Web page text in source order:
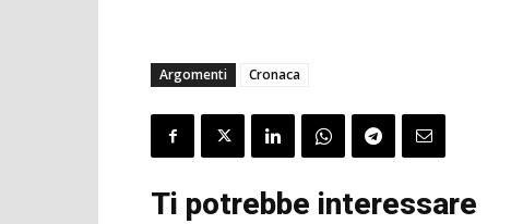
Argomenti Cronaca
Ti potrebbe interessare